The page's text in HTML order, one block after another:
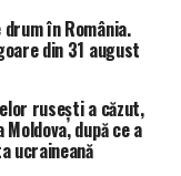
în România.
din 31 august
rusești a căzut,
după ce a
ucraineană